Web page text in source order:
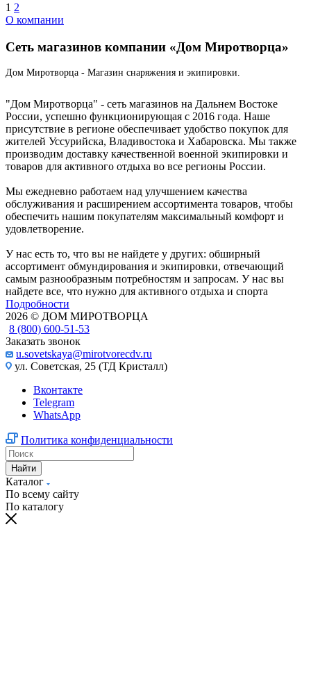
1 2
О компании
Сеть магазинов компании «Дом Миротворца»
Дом Миротворца - Магазин снаряжения и экипировки.
"Дом Миротворца" - сеть магазинов на Дальнем Востоке
России, успешно функционирующая с 2016 года. Наше
присутствие в регионе обеспечивает удобство покупок для
жителей Уссурийска, Владивостока и Хабаровска. Мы также
производим доставку качественной военной экипировки и
товаров для активного отдыха во все регионы России.
Мы ежедневно работаем над улучшением качества
обслуживания и расширением ассортимента товаров, чтобы
обеспечить нашим покупателям максимальный комфорт и
удовлетворение.
У нас есть то, что вы не найдете у других: обширный
ассортимент обмундирования и экипировки, отвечающий
самым разнообразным потребностям и запросам. У нас вы
найдете все, что нужно для активного отдыха и спорта
Подробности
2026 © ДОМ МИРОТВОРЦА
8 (800) 600-51-53
Заказать звонок
u.sovetskaya@mirotvorecdv.ru
ул. Советская, 25 (ТД Кристалл)
Вконтакте
Telegram
WhatsApp
Политика конфиденциальности
Найти
Каталог
По всему сайту
По каталогу